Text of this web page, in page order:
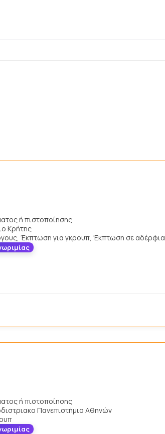
ή πιστοποίησης
Κρήτης
Έκπτωση για γκρουπ, Έκπτωση σε αδέρφια
ή πιστοποίησης
Πανεπιστήμιο Αθηνών